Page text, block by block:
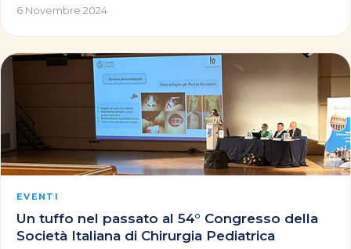
6 Novembre 2024
EVENTI
Un tuffo nel passato al 54° Congresso della
Società Italiana di Chirurgia Pediatrica